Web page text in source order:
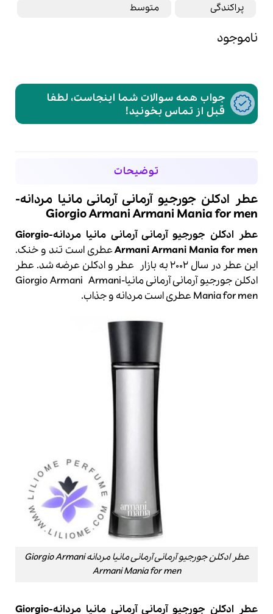
پراکندگی
متوسط
ناموجود
جواب همه سوالات شما اینجاست، لطفا
قبل از تماس بخونید!
توضیحات
عطر ادکلن جورجیو آرمانی آرمانی مانیا مردانه-
Giorgio Armani Armani Mania for men
عطر ادکلن جورجیو آرمانی آرمانی مانیا مردانه-Giorgio
Armani Armani Mania for menعطری است تند و خنک.
این عطر در سال 2002 به بازار عطر و
ادکلن عرضه شد. عطر
ادکلن جورجیو آرمانیآرمانی مانیا- Giorgio Armani Armani
Mania for men عطری است مردانه و جذاب.
عطر ادکلن جورجیو آرمانی آرمانی مانیا مردانه Giorgio Armani
Armani Mania for men
عطر ادکلن جورجیو آرمانی آرمانی مانیا مردانه-Giorgio